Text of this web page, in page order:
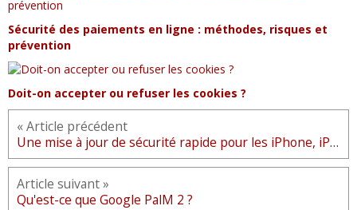
Sécurité des paiements en ligne : méthodes, risques et
prévention
Doit-on accepter ou refuser les cookies ?
« Article précédent
Une mise à jour de sécurité rapide pour les iPhone, iPad et iMac
Article suivant »
Qu'est-ce que Google PalM 2 ?